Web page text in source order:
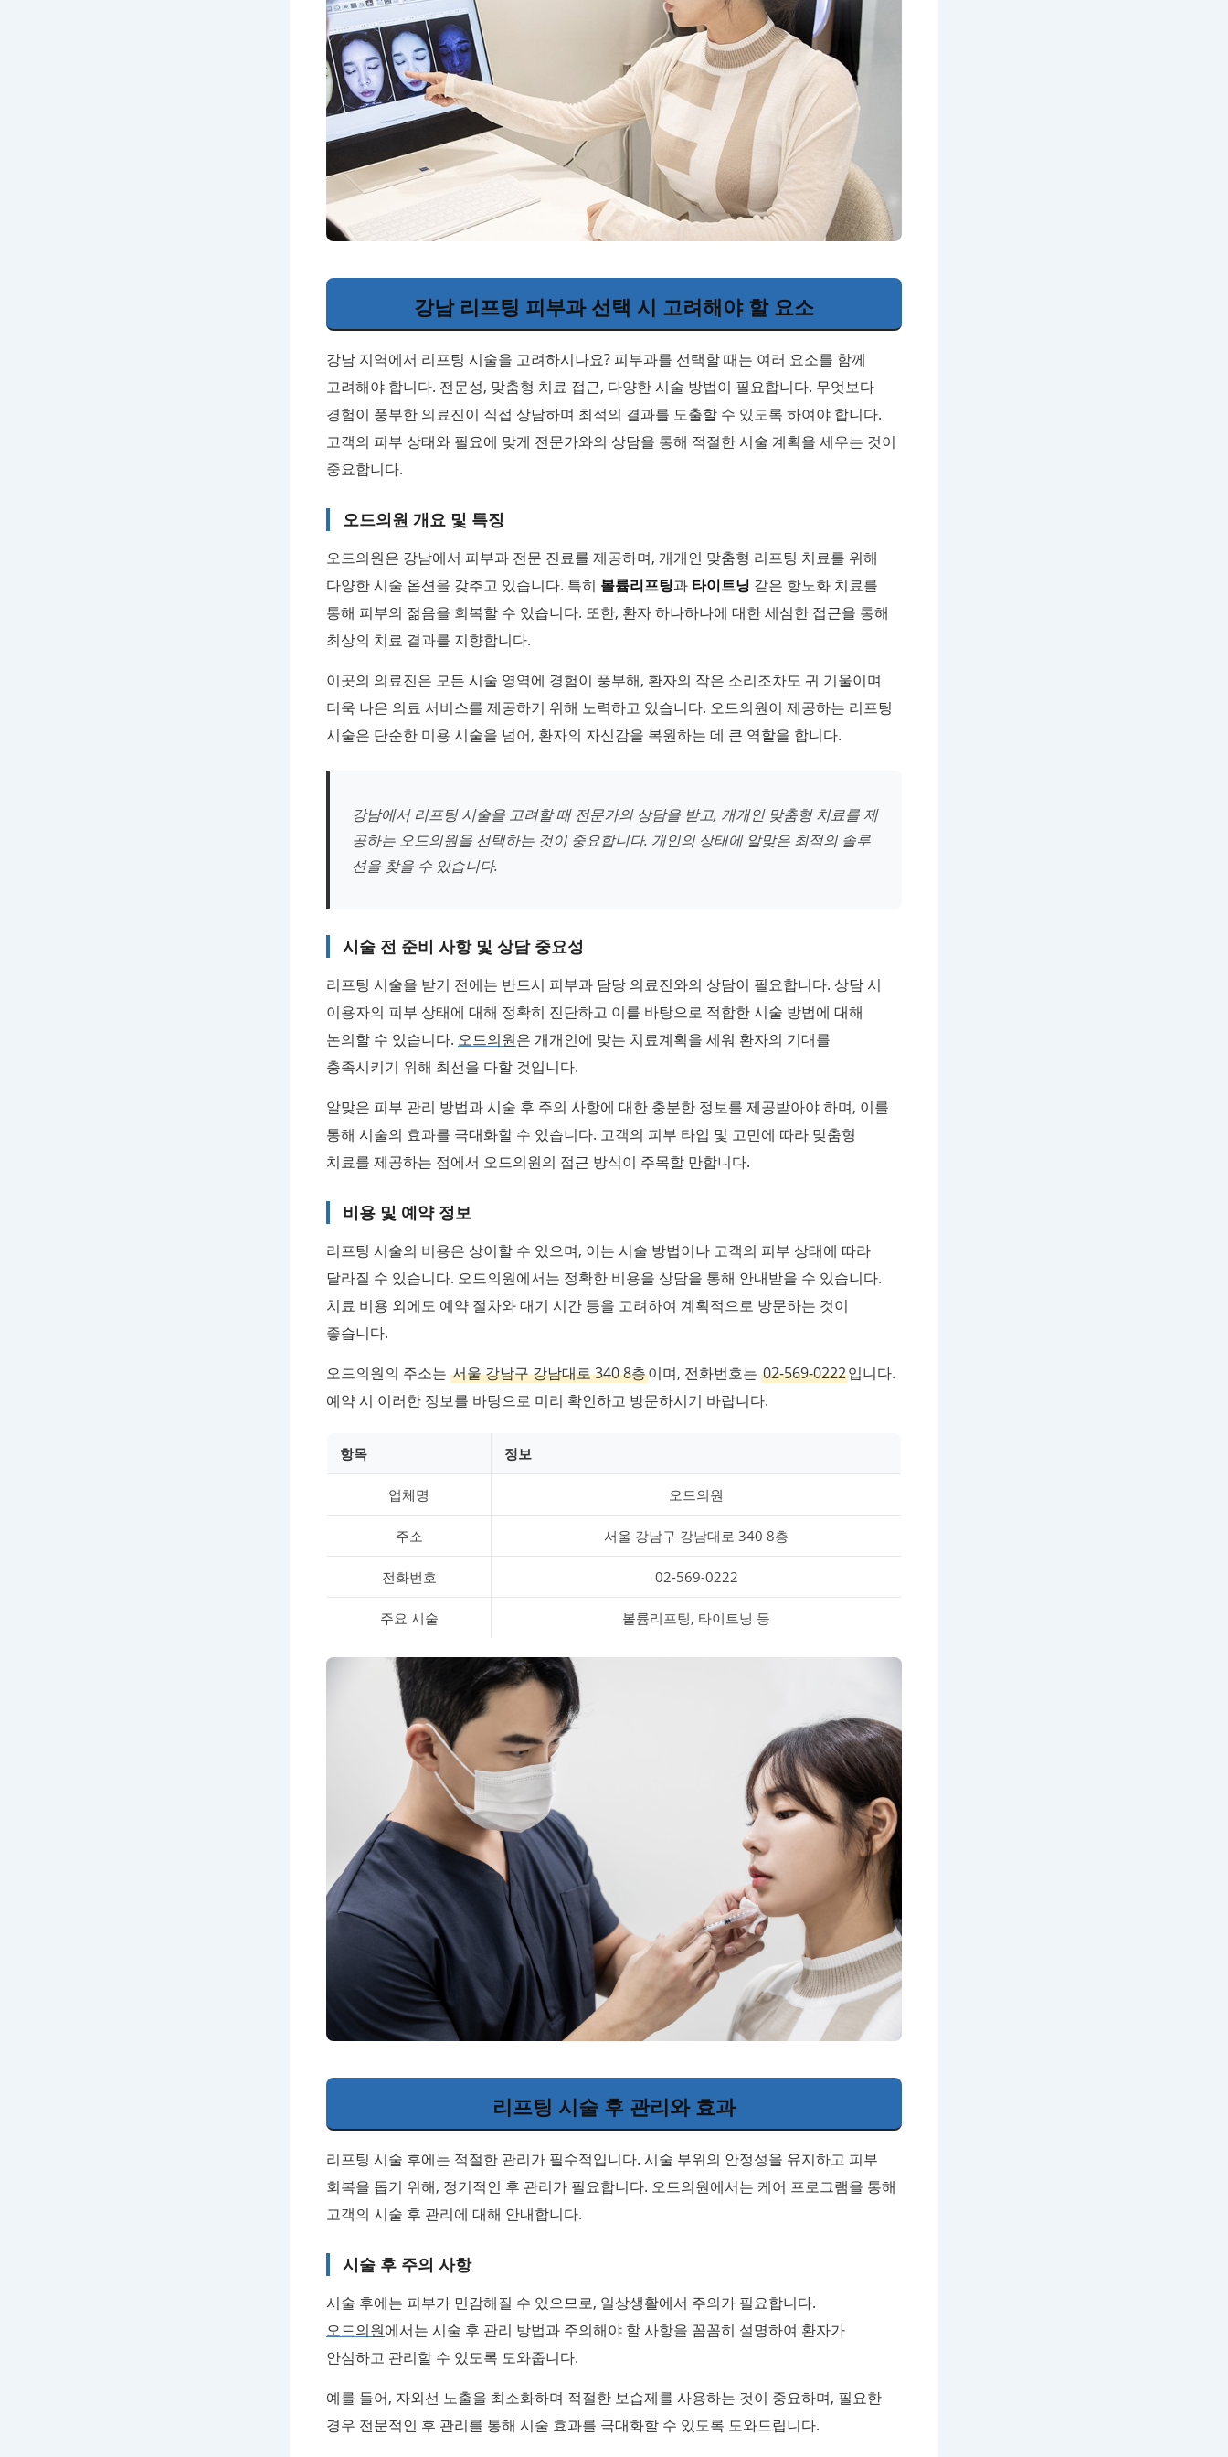
강남 리프팅 피부과 선택 시 고려해야 할 요소
강남 지역에서 리프팅 시술을 고려하시나요? 피부과를 선택할 때는 여러 요소를 함께
고려해야 합니다. 전문성, 맞춤형 치료 접근, 다양한 시술 방법이 필요합니다. 무엇보다
경험이 풍부한 의료진이 직접 상담하며 최적의 결과를 도출할 수 있도록 하여야 합니다.
고객의 피부 상태와 필요에 맞게 전문가와의 상담을 통해 적절한 시술 계획을 세우는 것이
중요합니다.
오드의원 개요 및 특징
오드의원은 강남에서 피부과 전문 진료를 제공하며, 개개인 맞춤형 리프팅 치료를 위해
다양한 시술 옵션을 갖추고 있습니다. 특히 볼륨리프팅과 타이트닝 같은 항노화 치료를
통해 피부의 젊음을 회복할 수 있습니다. 또한, 환자 하나하나에 대한 세심한 접근을 통해
최상의 치료 결과를 지향합니다.
이곳의 의료진은 모든 시술 영역에 경험이 풍부해, 환자의 작은 소리조차도 귀 기울이며
더욱 나은 의료 서비스를 제공하기 위해 노력하고 있습니다. 오드의원이 제공하는 리프팅
시술은 단순한 미용 시술을 넘어, 환자의 자신감을 복원하는 데 큰 역할을 합니다.
강남에서 리프팅 시술을 고려할 때 전문가의 상담을 받고, 개개인 맞춤형 치료를 제
공하는 오드의원을 선택하는 것이 중요합니다. 개인의 상태에 알맞은 최적의 솔루
션을 찾을 수 있습니다.
시술 전 준비 사항 및 상담 중요성
리프팅 시술을 받기 전에는 반드시 피부과 담당 의료진와의 상담이 필요합니다. 상담 시
이용자의 피부 상태에 대해 정확히 진단하고 이를 바탕으로 적합한 시술 방법에 대해
논의할 수 있습니다. 오드의원은 개개인에 맞는 치료계획을 세워 환자의 기대를
충족시키기 위해 최선을 다할 것입니다.
알맞은 피부 관리 방법과 시술 후 주의 사항에 대한 충분한 정보를 제공받아야 하며, 이를
통해 시술의 효과를 극대화할 수 있습니다. 고객의 피부 타입 및 고민에 따라 맞춤형
치료를 제공하는 점에서 오드의원의 접근 방식이 주목할 만합니다.
비용 및 예약 정보
리프팅 시술의 비용은 상이할 수 있으며, 이는 시술 방법이나 고객의 피부 상태에 따라
달라질 수 있습니다. 오드의원에서는 정확한 비용을 상담을 통해 안내받을 수 있습니다.
치료 비용 외에도 예약 절차와 대기 시간 등을 고려하여 계획적으로 방문하는 것이
좋습니다.
오드의원의 주소는 서울 강남구 강남대로 340 8층이며, 전화번호는 02-569-0222입니다.
예약 시 이러한 정보를 바탕으로 미리 확인하고 방문하시기 바랍니다.
항목 정보
업체명 오드의원
주소 서울 강남구 강남대로 340 8층
전화번호 02-569-0222
주요 시술 볼륨리프팅, 타이트닝 등
리프팅 시술 후 관리와 효과
리프팅 시술 후에는 적절한 관리가 필수적입니다. 시술 부위의 안정성을 유지하고 피부
회복을 돕기 위해, 정기적인 후 관리가 필요합니다. 오드의원에서는 케어 프로그램을 통해
고객의 시술 후 관리에 대해 안내합니다.
시술 후 주의 사항
시술 후에는 피부가 민감해질 수 있으므로, 일상생활에서 주의가 필요합니다.
오드의원에서는 시술 후 관리 방법과 주의해야 할 사항을 꼼꼼히 설명하여 환자가
안심하고 관리할 수 있도록 도와줍니다.
예를 들어, 자외선 노출을 최소화하며 적절한 보습제를 사용하는 것이 중요하며, 필요한
경우 전문적인 후 관리를 통해 시술 효과를 극대화할 수 있도록 도와드립니다.